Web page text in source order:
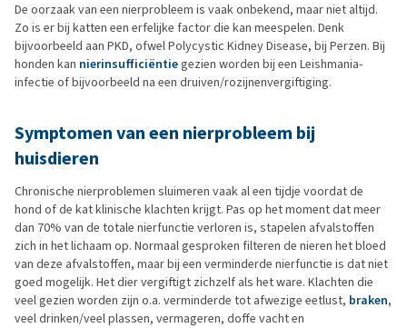
De oorzaak van een nierprobleem is vaak onbekend, maar niet altijd.
Zo is er bij katten een erfelijke factor die kan meespelen. Denk
bijvoorbeeld aan PKD, ofwel Polycystic Kidney Disease, bij Perzen. Bij
honden kan nierinsufficiëntiegezien worden bij een Leishmania-
infectie of bijvoorbeeld na een druiven/rozijnenvergiftiging.
Symptomen van een nierprobleem bij
huisdieren
Chronische nierproblemen sluimeren vaak al een tijdje voordat de
hond of de kat klinische klachten krijgt. Pas op het moment dat meer
dan 70% van de totale nierfunctie verloren is, stapelen afvalstoffen
zich in het lichaam op. Normaal gesproken filteren de nieren het bloed
van deze afvalstoffen, maar bij een verminderde nierfunctie is dat niet
goed mogelijk. Het dier vergiftigt zichzelf als het ware. Klachten die
veel gezien worden zijn o.a. verminderde tot afwezige eetlust, braken,
veel drinken/veel plassen, vermageren, doffe vacht en